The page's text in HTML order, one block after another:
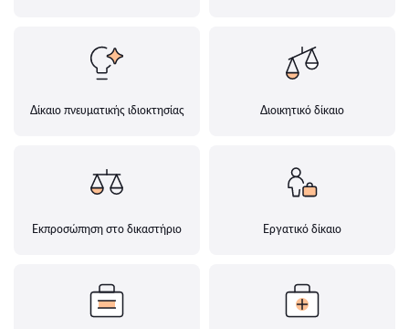
Δίκαιο πνευματικής ιδιοκτησίας Διοικητικό δίκαιο
Εκπροσώπηση στο δικαστήριο Εργατικό δίκαιο